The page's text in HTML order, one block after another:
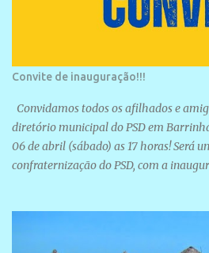
Convite de inauguração!!!
Convidamos todos os afilhados e
diretório municipal do PSD em
06 de abril (sábado) as 17 horas! Será
confraternização do PSD, com a